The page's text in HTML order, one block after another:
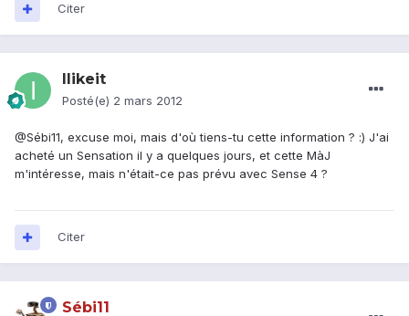
Citer
Ilikeit
Posté(e) 2 mars 2012
@Sébi11, excuse moi, mais d'où tiens-tu cette information ? :) J'ai
acheté un Sensation il y a quelques jours, et cette MàJ
m'intéresse, mais n'était-ce pas prévu avec Sense 4 ?
Citer
Sébi11